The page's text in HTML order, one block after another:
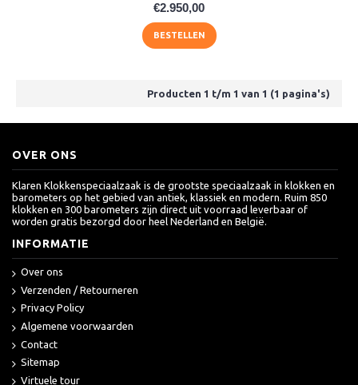
€2.950,00
BESTELLEN
Producten 1 t/m 1 van 1 (1 pagina's)
OVER ONS
Klaren Klokkenspeciaalzaak is de grootste speciaalzaak in klokken en
barometers op het gebied van antiek, klassiek en modern. Ruim 850
klokken en 300 barometers zijn direct uit voorraad leverbaar of
worden gratis bezorgd door heel Nederland en België.
INFORMATIE
Over ons
Verzenden / Retourneren
Privacy Policy
Algemene voorwaarden
Contact
Sitemap
Virtuele tour